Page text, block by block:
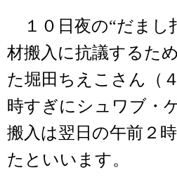
１０日夜の“だまし
材搬入に抗議するた
た堀田ちえこさん（
時すぎにシュワブ・
搬入は翌日の午前２
たといいます。